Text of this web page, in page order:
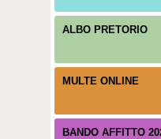
ALBO PRETORIO
MULTE ONLINE
BANDO AFFITTO